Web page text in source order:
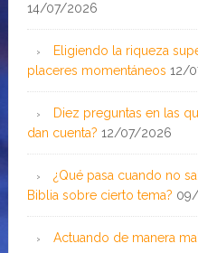
14/07/2026
Eligiendo la riqueza
placeres momentáneos 12/
Diez preguntas en las
dan cuenta? 12/07/2026
¿Qué pasa cuando no
Biblia sobre cierto tema?
Actuando de manera